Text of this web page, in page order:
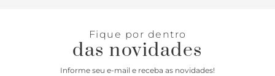
Fique por dentro
das novidades
Informe seu e-mail e receba as novidades!